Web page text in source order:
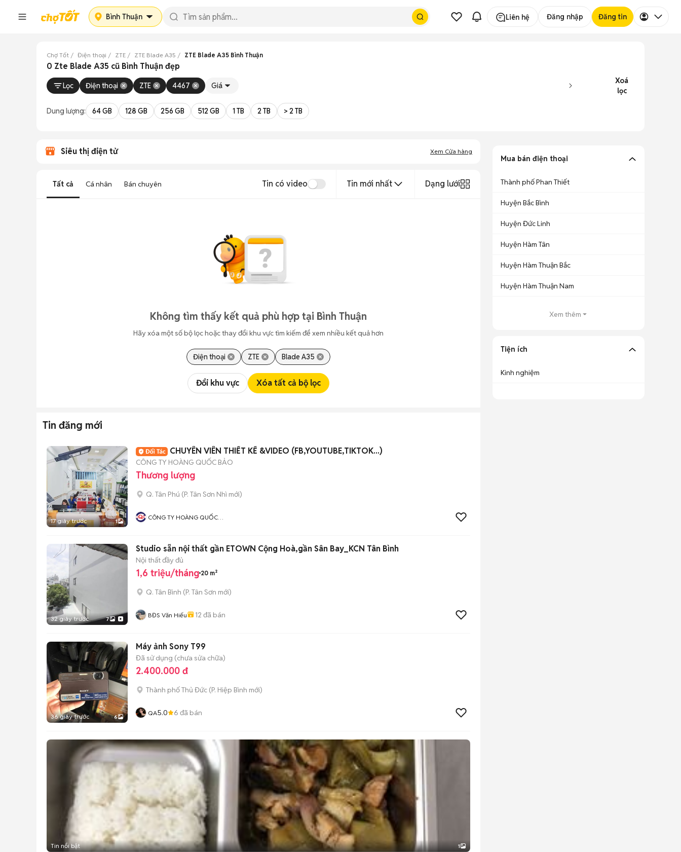
Bình Thuận Liên hệ Đăng nhập Đăng tin
Chợ Tốt Điện thoại ZTE ZTE Blade A35 ZTE Blade A35 Bình Thuận
0 Zte Blade A35 cũ Bình Thuận đẹp
Lọc Điện thoại ZTE 4467 Giá
Xoá
lọc
Dung lượng: 64 GB 128 GB 256 GB 512 GB 1 TB 2 TB > 2 TB
Siêu thị điện tử Xem Cửa hàng
Tất cả Cá nhân Bán chuyên Tin có video Tin mới nhất Dạng lưới
Không tìm thấy kết quả phù hợp tại Bình Thuận
Hãy xóa một số bộ lọc hoặc thay đổi khu vực tìm kiếm để xem nhiều kết quả hơn
Điện thoại ZTE Blade A35
Đổi khu vực Xóa tất cả bộ lọc
Tin đăng mới
17 giây trước 1
CHUYÊN VIÊN THIẾT KẾ &VIDEO (FB,YOUTUBE,TIKTOK...)
CÔNG TY HOÀNG QUỐC BẢO
Thương lượng
Q. Tân Phú (P. Tân Sơn Nhì mới)
CÔNG TY HOÀNG QUỐC
32 giây trước 7
Studio sẵn nội thất gần ETOWN Cộng Hoà,gần Sân Bay_KCN Tân Bình
Nội thất đầy đủ
1,6 triệu/tháng 20 m²
Q. Tân Bình (P. Tân Sơn mới)
BĐS Văn Hiếu 12 đã bán
36 giây trước 6
Máy ảnh Sony T99
Đã sử dụng (chưa sửa chữa)
2.400.000 đ
Thành phố Thủ Đức (P. Hiệp Bình mới)
QA5.0 6 đã bán
Tin nổi bật 1
Mua bán điện thoại
Thành phố Phan Thiết
Huyện Bắc Bình
Huyện Đức Linh
Huyện Hàm Tân
Huyện Hàm Thuận Bắc
Huyện Hàm Thuận Nam
Xem thêm
Tiện ích
Kinh nghiệm